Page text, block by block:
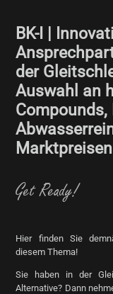
BK-I |
der
Auswahl an
Get Ready!
Hier finden Sie
diesem Thema!
Sie haben in der
Alternative? Dann